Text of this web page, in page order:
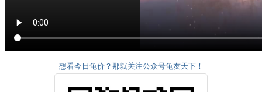
想看今日龟价？那就关注公众号龟友天下！